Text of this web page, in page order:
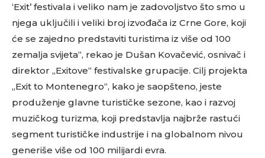
‘Exit’ festivala i veliko nam je zadovoljstvo što smo u
njega uključili i veliki broj izvođača iz Crne Gore, koji
će se zajedno predstaviti turistima iz više od 100
zemalja svijeta“, rekao je Dušan Kovačević, osnivač i
direktor „Exitove“ festivalske grupacije. Cilj projekta
„Exit to Montenegro“, kako je saopšteno, jeste
produženje glavne turističke sezone, kao i razvoj
muzičkog turizma, koji predstavlja najbrže rastući
segment turističke industrije i na globalnom nivou
generiše više od 100 milijardi evra.